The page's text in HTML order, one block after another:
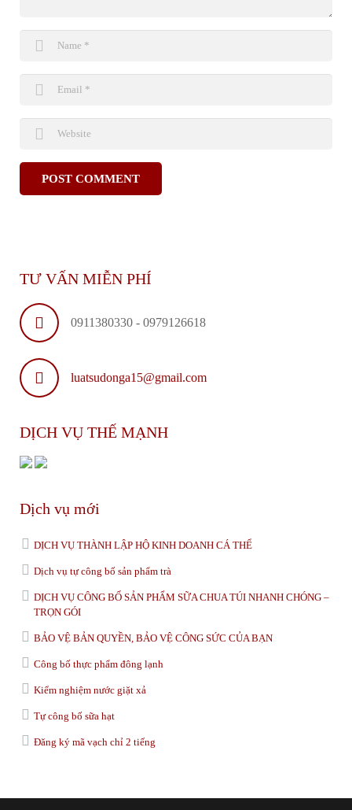
TƯ VẤN MIỄN PHÍ
0911380330 - 0979126618
luatsudonga15@gmail.com
DỊCH VỤ THẾ MẠNH
Dịch vụ mới
DỊCH VỤ THÀNH LẬP HỘ KINH DOANH CÁ THỂ
Dịch vụ tự công bố sản phẩm trà
DỊCH VỤ CÔNG BỐ SẢN PHẨM SỮA CHUA TÚI NHANH CHÓNG –
TRỌN GÓI
BẢO VỆ BẢN QUYỀN, BẢO VỆ CÔNG SỨC CỦA BẠN
Công bố thực phẩm đông lạnh
Kiểm nghiệm nước giặt xả
Tự công bố sữa hạt
Đăng ký mã vạch chỉ 2 tiếng